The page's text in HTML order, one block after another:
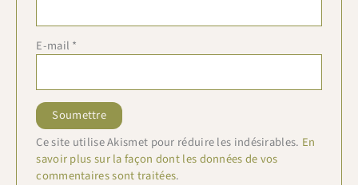
E-mail *
Ce site utilise Akismet pour réduire les indésirables. En
savoir plus sur la façon dont les données de vos
commentaires sont traitées.